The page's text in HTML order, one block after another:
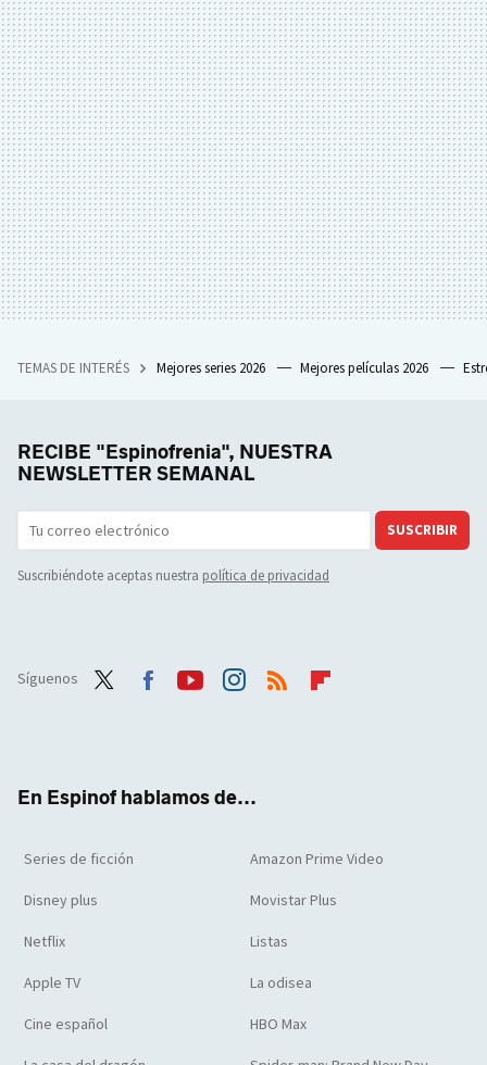
TEMAS DE INTERÉS Mejores series 2026 Mejores películas 2026
RECIBE "Espinofrenia", NUESTRA
NEWSLETTER SEMANAL
SUSCRIBIR
Suscribiéndote aceptas nuestra política de privacidad
Síguenos
En Espinof hablamos de...
Series de ficción Amazon Prime Video
Disney plus Movistar Plus
Netflix Listas
Apple TV La odisea
Cine español HBO Max